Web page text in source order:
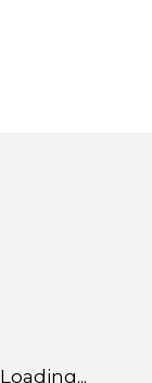
Loading...